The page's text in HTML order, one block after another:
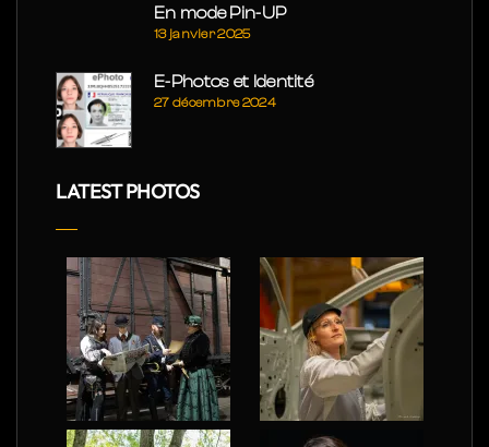
En mode Pin-UP
13 janvier 2025
E-Photos et Identité
27 décembre 2024
LATEST PHOTOS